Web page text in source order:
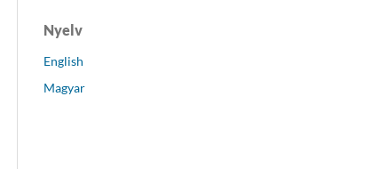
Nyelv
English
Magyar